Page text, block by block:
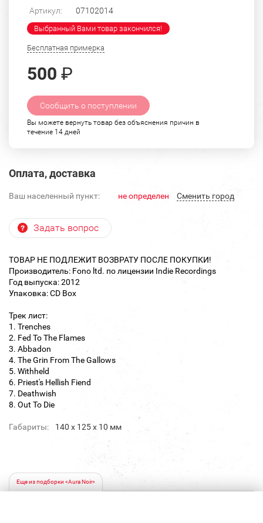
Артикул: 07102014
Выбранный Вами товар закончился!
Бесплатная примерка
500 ₽
Сообщить о поступлении
Вы можете вернуть товар без объяснения причин в
течение 14 дней
Оплата, доставка
Ваш населенный пункт: не определен Cменить город
Задать вопрос
ТОВАР НЕ ПОДЛЕЖИТ ВОЗВРАТУ ПОСЛЕ ПОКУПКИ!
Производитель: Fono ltd. по лицензии Indie Recordings
Год выпуска: 2012
Упаковка: CD Box
Трек лист:
1. Trenches
2. Fed To The Flames
3. Abbadon
4. The Grin From The Gallows
5. Withheld
6. Priest's Hellish Fiend
7. Deathwish
8. Out To Die
Габариты: 140 х 125 х 10 мм
Еще из подборки «Aura Noir»